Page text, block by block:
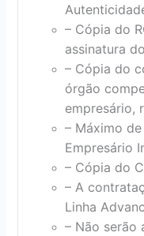
– Cópia do
assinatura
– Cópia do
órgão
empresário,
– Máximo
Empresário
– Cópia do
– A
Linha
– Não serão